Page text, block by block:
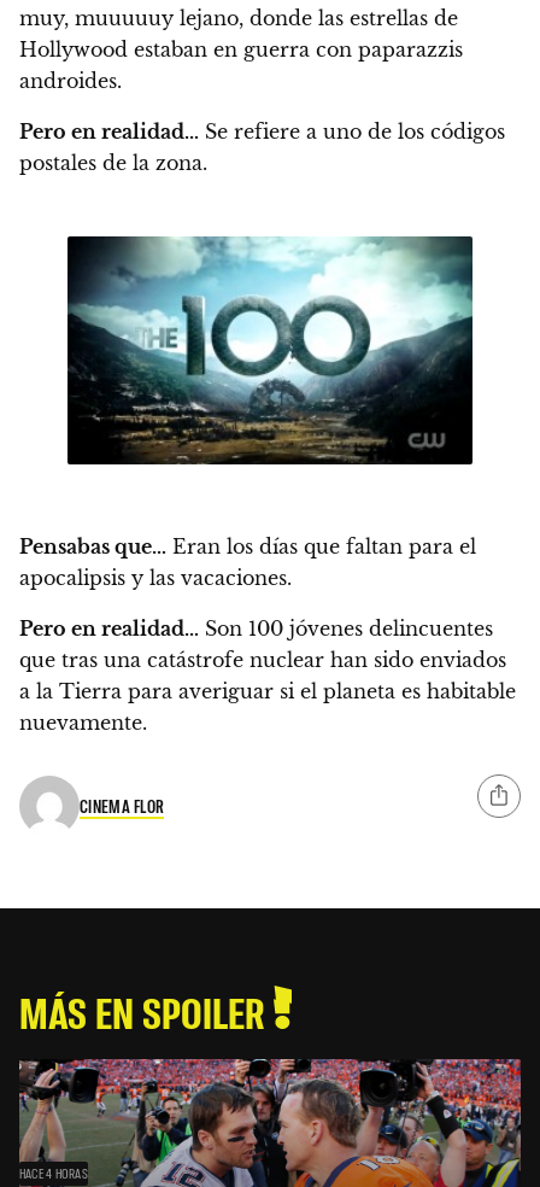
muy, muuuuuy lejano, donde las estrellas de
Hollywood estaban en guerra con paparazzis
androides.
Pero en realidad… Se refiere a uno de los códigos
postales de la zona.
Pensabas que… Eran los días que faltan para el
apocalipsis y las vacaciones.
Pero en realidad… Son 100 jóvenes delincuentes
que tras una catástrofe nuclear han sido enviados
a la Tierra para averiguar si el planeta es habitable
nuevamente.
CINEMA FLOR
MÁS EN SPOILER
HACE 4 HORAS